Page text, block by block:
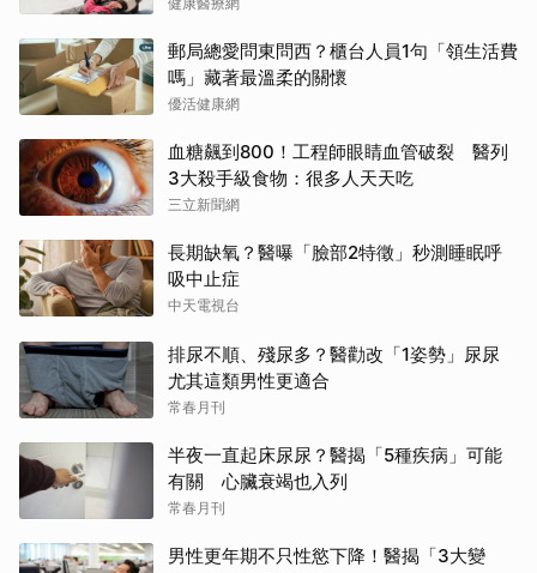
郵局總愛問東問西？櫃台人員1句「領生活費
嗎」藏著最溫柔的關懷
優活健康網
血糖飆到800！工程師眼睛血管破裂 醫列
3大殺手級食物：很多人天天吃
三立新聞網
長期缺氧？醫曝「臉部2特徵」秒測睡眠呼
吸中止症
中天電視台
排尿不順、殘尿多？醫勸改「1姿勢」尿尿
尤其這類男性更適合
常春月刊
半夜一直起床尿尿？醫揭「5種疾病」可能
有關 心臟衰竭也入列
常春月刊
男性更年期不只性慾下降！醫揭「3大變